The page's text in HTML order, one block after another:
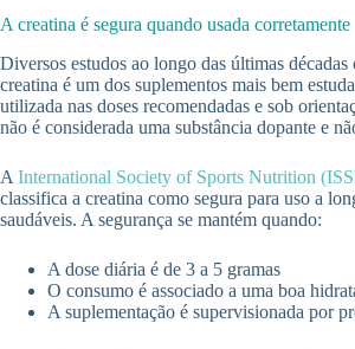
A creatina é segura quando usada corretamente
Diversos estudos ao longo das últimas
creatina é um dos suplementos mais bem
utilizada nas doses recomendadas e sob
não é considerada uma substância dopante e
A International Society of Sports Nutrition
classifica a creatina como segura para uso a
saudáveis. A segurança se mantém quando:
A dose diária é de 3 a 5 gramas
O consumo é associado a uma boa
A suplementação é supervisionada por